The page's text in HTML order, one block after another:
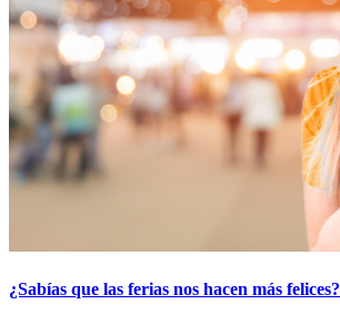
¿Sabías que las ferias nos hacen más felices?